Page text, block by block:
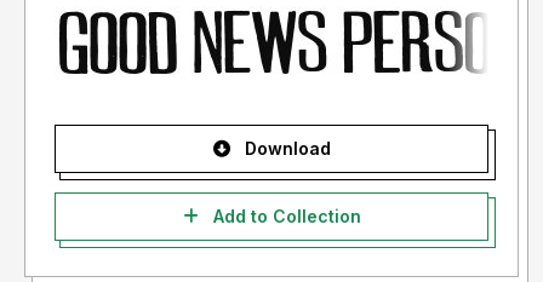
Download
Add to Collection